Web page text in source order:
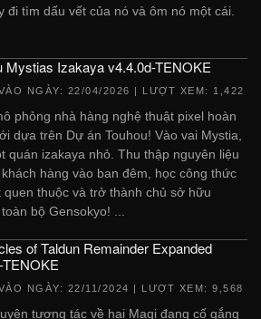
đi tìm dấu vết của nó và ôm nó một cái.
Mystias Izakaya v4.4.0d-TENOKE
NGÀY: 22/04/2026 | LƯỢT XEM: 1,422
phỏng nhà hàng nghệ thuật pixel hoàn
dựa trên Dự án Touhou! Vào vai Mystia,
quán izakaya nhỏ. Thu thập nguyên liệu
hàng vào ban đêm, học công thức
thuộc và trở thành chủ sở hữu
bộ Gensokyo! ...
of Taldun Remainder Expanded
TENOKE
NGÀY: 22/11/2024 | LƯỢT XEM: 9,568
tương tác về hai Magi đang cố gắng